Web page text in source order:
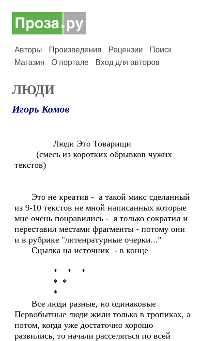
Авторы Произведения Рецензии
Поиск
Магазин
О портале Вход для авторов
ЛЮДИ
Игорь Комов
Люди Это Товарищи
(смесь из коротких обрывков чужих
текстов)
Это не креатив - а такой микс сделанный
из 9-10 текстов не мной написанных которые
мне очень понравились - я только сократил и
переставил местами фрагменты - потому они
и в рубрике "литенратурные очерки..."
Сцылка на источник - в конце
* * *
* *
*
Все люди разные, но одинаковые
Первобытные люди жили только в тропиках, а
потом, когда уже достаточно хорошо
развились, то начали расселяться по всей